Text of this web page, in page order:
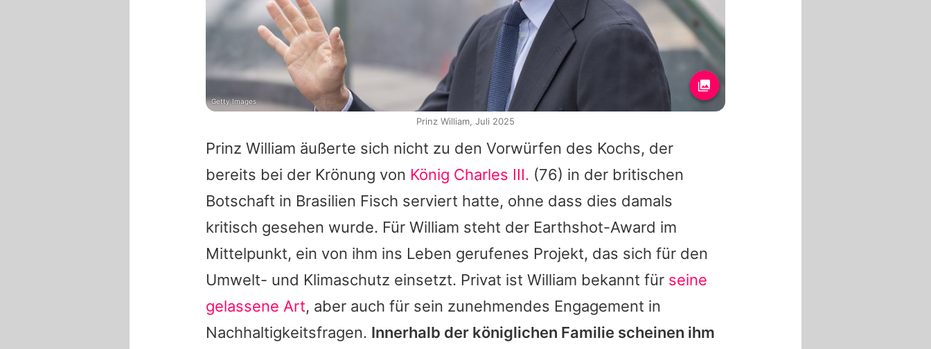
Prinz William äußerte sich nicht zu den Vorwürfen des Kochs, der
bereits bei der Krönung von König Charles III. (76) in der britischen
Botschaft in Brasilien Fisch serviert hatte, ohne dass dies damals
kritisch gesehen wurde. Für William steht der Earthshot-Award im
Mittelpunkt, ein von ihm ins Leben gerufenes Projekt, das sich für den
Umwelt- und Klimaschutz einsetzt. Privat ist William bekannt für seine
gelassene Art, aber auch für sein zunehmendes Engagement in
Nachhaltigkeitsfragen. Innerhalb der königlichen Familie scheinen ihm
Getty Images
Prinz William, Juli 2025